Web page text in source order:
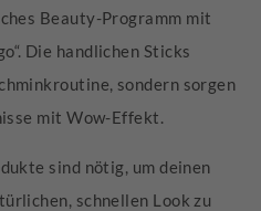
Beauty-Programm mit
Die handlichen Sticks
sondern sorgen
mit Wow-Effekt.
sind nötig, um deinen
schnellen Look zu